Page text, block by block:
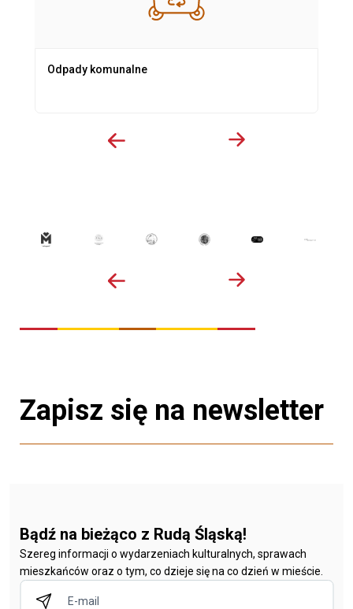
Odpady komunalne
Zapisz się na newsletter
Bądź na bieżąco z Rudą Śląską!
Szereg informacji o wydarzeniach kulturalnych, sprawach
mieszkańców oraz o tym, co dzieje się na co dzień w mieście.